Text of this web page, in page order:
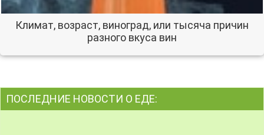
Климат, возраст, виноград, или тысяча причин
разного вкуса вин
ПОСЛЕДНИЕ НОВОСТИ О ЕДЕ: